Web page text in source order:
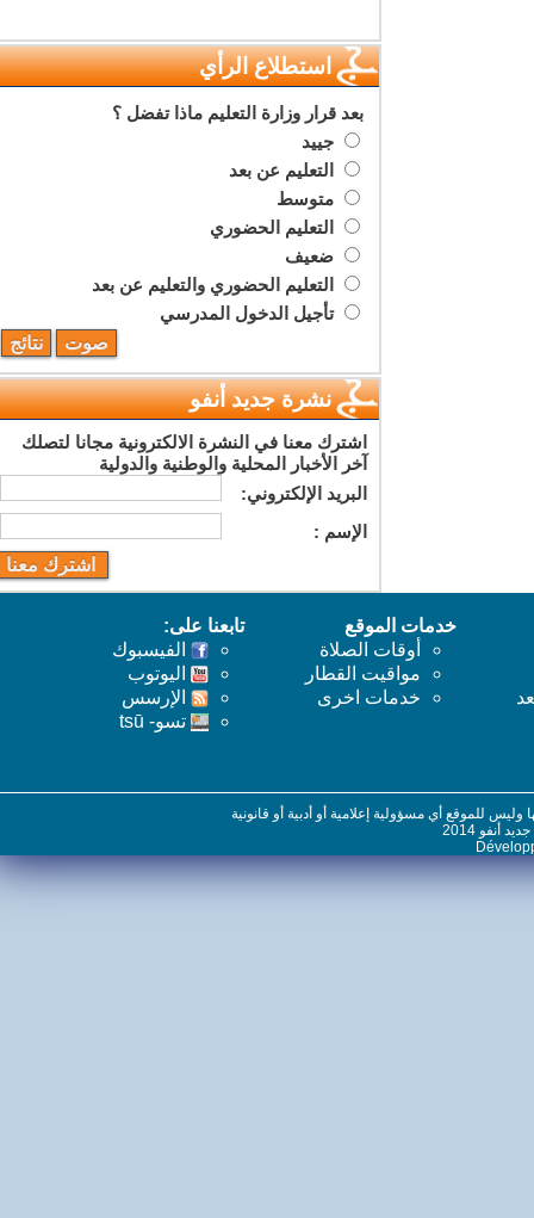
استطلاع الرأي
بعد قرار وزارة التعليم ماذا تفضل ؟
جييد
التعليم عن بعد
متوسط
التعليم الحضوري
ضعيف
التعليم الحضوري والتعليم عن بعد
تأجيل الدخول المدرسي
نشرة جديد أنفو
اشترك معنا في النشرة الالكترونية مجانا لتصلك
آخر الأخبار المحلية والوطنية والدولية
البريد اﻹلكتروني:
اﻹسم :
خدمات الموقع
أوقات الصلاة
مواقيت القطار
خدمات اخرى
تابعنا على:
الفيسبوك
اليوتوب
اﻹرسس
تسو- tsū
للموقع أي مسؤولية إعلامية أو أدبية أو قانونية
2014